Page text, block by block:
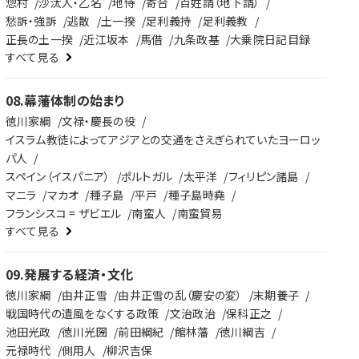
愁訴・強訴
逃散 土一揆 足利義持
足利義教
正長の土一揆
近江坂本 馬借 九条政基
大乗院日記目録
すべて見る
08.幕藩体制の始まり
徳川家綱
文禄・慶長の役
イスラム教徒によってアジアとの交通をさえぎられていたヨーロッ
パ人
スペイン（イスパニア）
ポルトガル 太平洋
フィリピン諸島
マニラ
マカオ 種子島 平戸
種子島時堯
フランシスコ = ザビエル
南蛮人
南蛮貿易
すべて見る
09.発展する経済・文化
徳川家綱 由井正雪 由井正雪の乱（慶安の変）
末期養子
戦国時代の遺風をなくする政策
文治政治
保科正之
池田光政
徳川光圀 前田綱紀 館林藩
徳川綱吉
元禄時代
側用人
柳沢吉保